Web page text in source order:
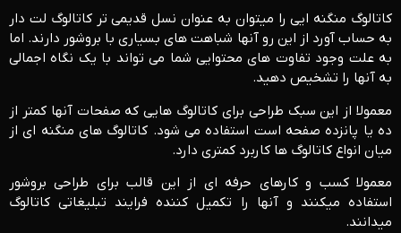
کاتالوگ منگنه ایی را میتوان به عنوان نسل قدیمی تر کاتالوگ لت دار
به حساب آورد از این رو آنها شباهت های بسیاری با بروشور دارند. اما
به علت وجود تفاوت های محتوایی شما می تواند با یک نگاه اجمالی
به آنها را تشخیص دهید.
معمولا از این سبک طراحی برای کاتالوگ هایی که صفحات آنها کمتر از
ده یا پانزده صفحه است استفاده می شود. کاتالوگ های منگنه ای از
میان انواع کاتالوگ ها کاربرد کمتری دارد.
معمولا کسب و کارهای حرفه ای از این قالب برای طراحی بروشور
استفاده میکنند و آنها را تکمیل کننده فرایند تبلیغاتی کاتالوگ
میدانند.